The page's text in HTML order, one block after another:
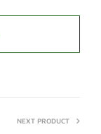
NEXT PRODUCT